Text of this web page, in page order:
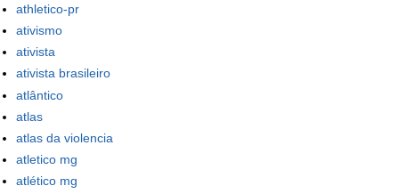
athletico-pr
ativismo
ativista
ativista brasileiro
atlântico
atlas
atlas da violencia
atletico mg
atlético mg